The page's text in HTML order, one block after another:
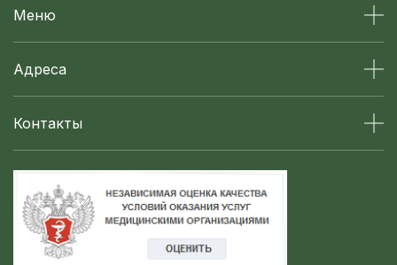
Меню
Адреса
Контакты